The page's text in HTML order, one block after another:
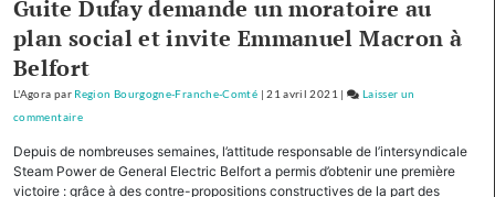
tourisme
de
montagne
Guite Dufay demande un moratoire au
plan social et invite Emmanuel Macron à
Belfort
L'Agora par Region Bourgogne-Franche-Comté |21 avril 2021 |
Laisser un
commentaireon
autres
Depuis de nombreuses semaines, l’attitude responsable de l’intersyndicale
Steam Power de General Electric Belfort a permis d’obtenir une première
victoire : grâce à des contre-propositions constructives de la part des